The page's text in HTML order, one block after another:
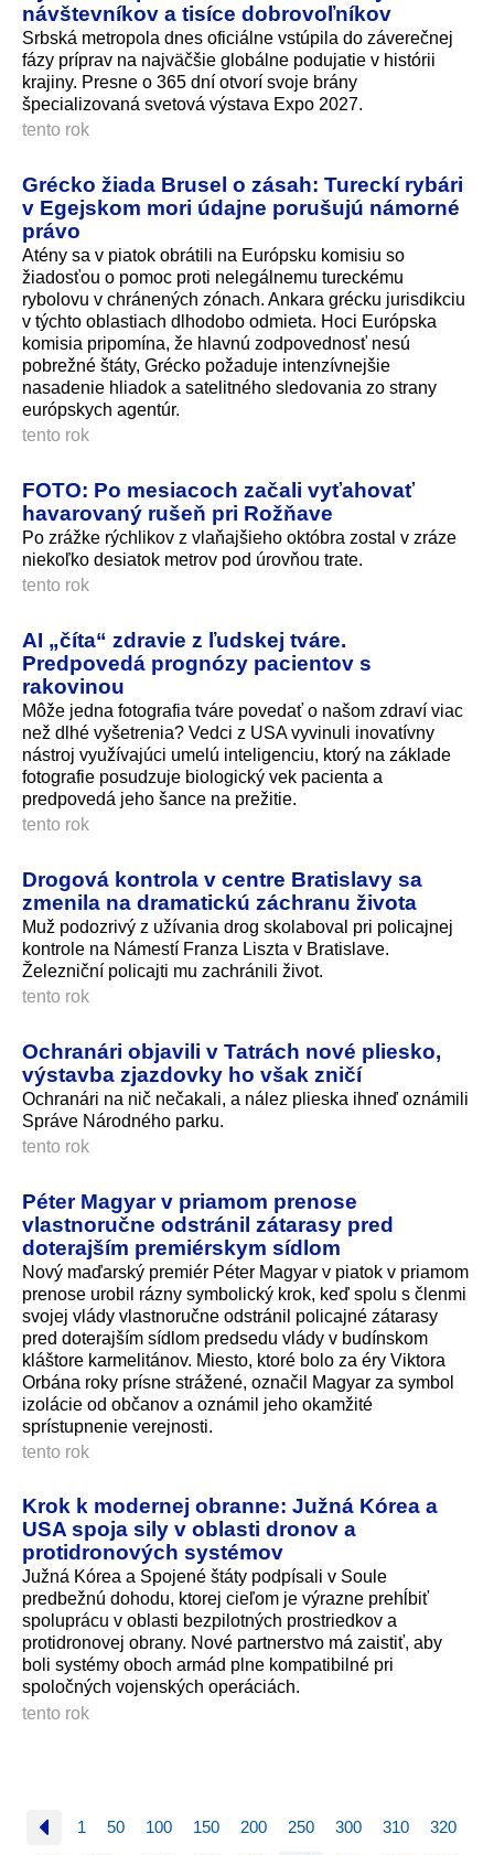
návštevníkov a tisíce dobrovoľníkov
Srbská metropola dnes oficiálne vstúpila do záverečnej
fázy príprav na najväčšie globálne podujatie v histórii
krajiny. Presne o 365 dní otvorí svoje brány
špecializovaná svetová výstava Expo 2027.
tento rok
Grécko žiada Brusel o zásah: Tureckí rybári
v Egejskom mori údajne porušujú námorné
právo
Atény sa v piatok obrátili na Európsku komisiu so
žiadosťou o pomoc proti nelegálnemu tureckému
rybolovu v chránených zónach. Ankara grécku jurisdikciu
v týchto oblastiach dlhodobo odmieta. Hoci Európska
komisia pripomína, že hlavnú zodpovednosť nesú
pobrežné štáty, Grécko požaduje intenzívnejšie
nasadenie hliadok a satelitného sledovania zo strany
európskych agentúr.
tento rok
FOTO: Po mesiacoch začali vyťahovať
havarovaný rušeň pri Rožňave
Po zrážke rýchlikov z vlaňajšieho októbra zostal v zráze
niekoľko desiatok metrov pod úrovňou trate.
tento rok
AI „číta“ zdravie z ľudskej tváre.
Predpovedá prognózy pacientov s
rakovinou
Môže jedna fotografia tváre povedať o našom zdraví viac
než dlhé vyšetrenia? Vedci z USA vyvinuli inovatívny
nástroj využívajúci umelú inteligenciu, ktorý na základe
fotografie posudzuje biologický vek pacienta a
predpovedá jeho šance na prežitie.
tento rok
Drogová kontrola v centre Bratislavy sa
zmenila na dramatickú záchranu života
Muž podozrivý z užívania drog skolaboval pri policajnej
kontrole na Námestí Franza Liszta v Bratislave.
Železniční policajti mu zachránili život.
tento rok
Ochranári objavili v Tatrách nové pliesko,
výstavba zjazdovky ho však zničí
Ochranári na nič nečakali, a nález plieska ihneď oznámili
Správe Národného parku.
tento rok
Péter Magyar v priamom prenose
vlastnoručne odstránil zátarasy pred
doterajším premiérskym sídlom
Nový maďarský premiér Péter Magyar v piatok v priamom
prenose urobil rázny symbolický krok, keď spolu s členmi
svojej vlády vlastnoručne odstránil policajné zátarasy
pred doterajším sídlom predsedu vlády v budínskom
kláštore karmelitánov. Miesto, ktoré bolo za éry Viktora
Orbána roky prísne strážené, označil Magyar za symbol
izolácie od občanov a oznámil jeho okamžité
sprístupnenie verejnosti.
tento rok
Krok k modernej obranne: Južná Kórea a
USA spoja sily v oblasti dronov a
protidronových systémov
Južná Kórea a Spojené štáty podpísali v Soule
predbežnú dohodu, ktorej cieľom je výrazne prehĺbiť
spoluprácu v oblasti bezpilotných prostriedkov a
protidronovej obrany. Nové partnerstvo má zaistiť, aby
boli systémy oboch armád plne kompatibilné pri
spoločných vojenských operáciách.
tento rok
1 50 100 150 200 250 300 310 320